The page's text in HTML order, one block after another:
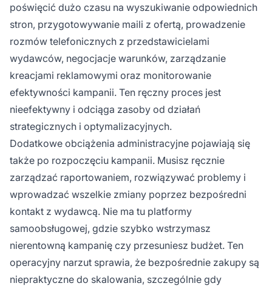
poświęcić dużo czasu na wyszukiwanie odpowiednich
stron, przygotowywanie maili z ofertą, prowadzenie
rozmów telefonicznych z przedstawicielami
wydawców, negocjacje warunków, zarządzanie
kreacjami reklamowymi oraz monitorowanie
efektywności kampanii. Ten ręczny proces jest
nieefektywny i odciąga zasoby od działań
strategicznych i optymalizacyjnych.
Dodatkowe obciążenia administracyjne pojawiają się
także po rozpoczęciu kampanii. Musisz ręcznie
zarządzać raportowaniem, rozwiązywać problemy i
wprowadzać wszelkie zmiany poprzez bezpośredni
kontakt z wydawcą. Nie ma tu platformy
samoobsługowej, gdzie szybko wstrzymasz
nierentowną kampanię czy przesuniesz budżet. Ten
operacyjny narzut sprawia, że bezpośrednie zakupy są
niepraktyczne do skalowania, szczególnie gdy